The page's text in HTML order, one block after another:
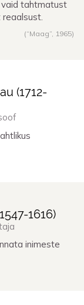
vaid tahtmatust
(“Maag”, 1965)
(1712-
1547-1616)
inimeste